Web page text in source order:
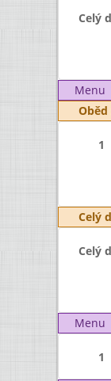
Celý
Menu
Oběd
1
Celý
Celý
Menu
1